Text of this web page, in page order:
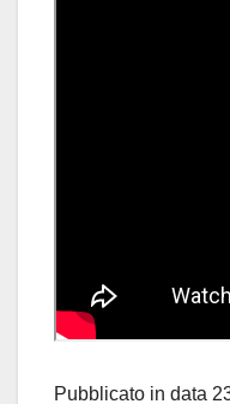
Pubblicato in data